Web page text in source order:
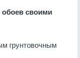
своими
грунтовочным